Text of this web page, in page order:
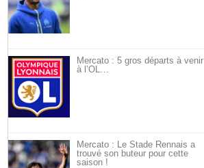
Mercato : 5 gros départs à venir
à l’OL…
Mercato : Le Stade Rennais a
trouvé son buteur pour cette
saison !